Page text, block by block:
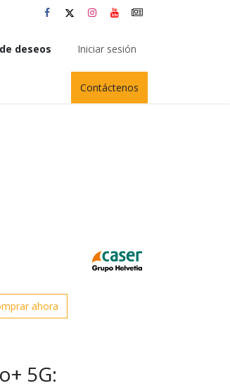
deseos Iniciar sesión
Contáctenos
ahora
5G: